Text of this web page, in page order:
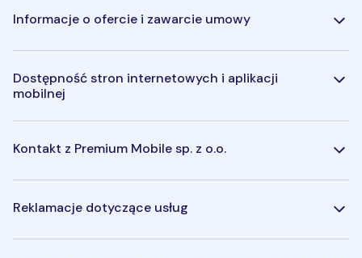
Informacje o ofercie i zawarcie umowy
Dostępność stron internetowych i aplikacji
mobilnej
Kontakt z Premium Mobile sp. z o.o.
Reklamacje dotyczące usług